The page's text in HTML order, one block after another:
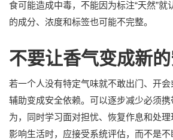
食可能造成中毒，不能因为标注“天然”就
的成分、浓度和标签也可能不完整。
不要让香气变成新
若一个人没有特定气味就不敢出门、开
辅助变成安全依赖。可以逐步减少必须
为，同时学习面对担忧、恢复作息和处
影响生活时，应接受系统评估，而不是不